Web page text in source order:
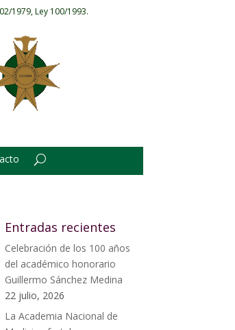
1979, Ley 100/1993.
Entradas recientes
Celebración de los 100 años
del académico honorario
Guillermo Sánchez Medina
22 julio, 2026
La Academia Nacional de